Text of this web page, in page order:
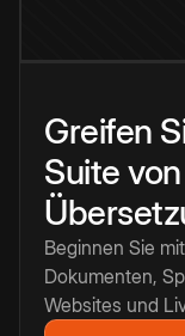
Greifen
Suite
Beginnen Sie
Dokumenten,
Websites und